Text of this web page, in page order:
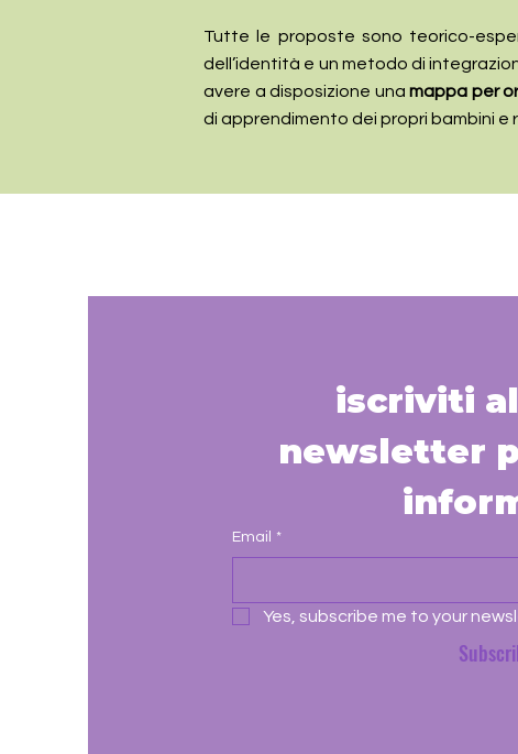
Tutte le proposte sono teorico-
dell’identità e un metodo di
avere a disposizione unamappa per
di apprendimento dei propri bambini e
iscriviti
newsletter
Email *
Yes, subscribe me to your